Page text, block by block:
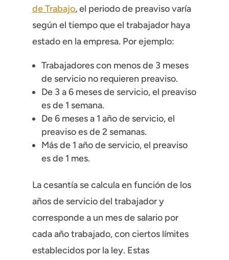
de Trabajo, el periodo de preaviso varía
según el tiempo que el trabajador haya
estado en la empresa. Por ejemplo:
Trabajadores con menos de 3 meses
de servicio no requieren preaviso.
De 3 a 6 meses de servicio, el preaviso
es de 1 semana.
De 6 meses a 1 año de servicio, el
preaviso es de 2 semanas.
Más de 1 año de servicio, el preaviso
es de 1 mes.
La cesantía se calcula en función de los
años de servicio del trabajador y
corresponde a un mes de salario por
cada año trabajado, con ciertos límites
establecidos por la ley. Estas